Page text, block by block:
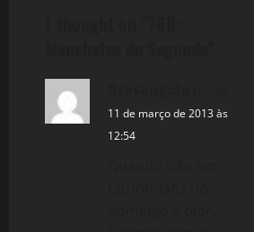
11 de março de 2013 às
12:54